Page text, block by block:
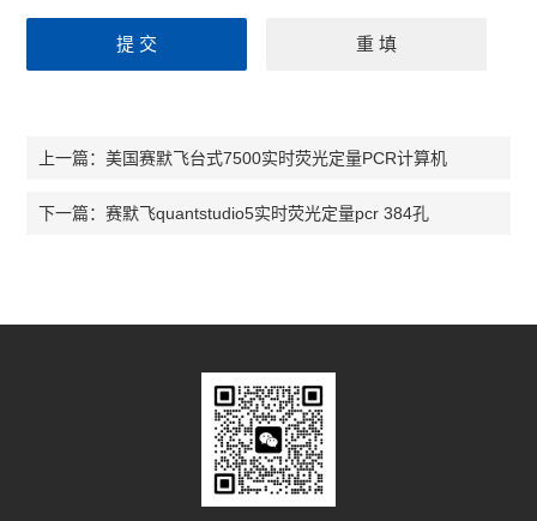
上一篇：美国赛默飞台式7500实时荧光定量PCR计算机
下一篇：赛默飞quantstudio5实时荧光定量pcr 384孔